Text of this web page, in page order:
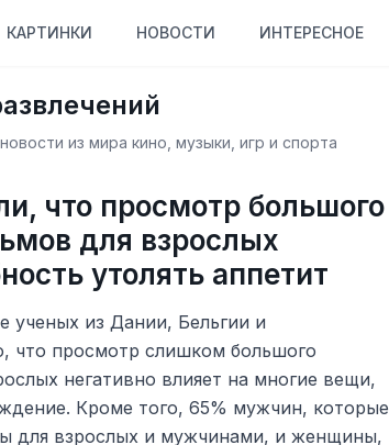
КАРТИНКИ НОВОСТИ ИНТЕРЕСНОЕ
из мира кино, музыки, игр и спорта
что просмотр большого
для взрослых
утолять аппетит
ученых из Дании, Бельгии и
что просмотр слишком большого
негативно влияет на многие вещи,
Кроме того, 65% мужчин, которые
для взрослых и мужчинами, и женщины,